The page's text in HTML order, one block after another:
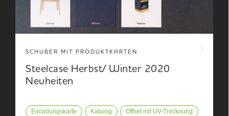
SCHUBER MIT PRODUKTKARTEN
Steelcase Herbst/ Winter 2020
Neuheiten
Einladungskarte Katalog Offset mit UV-Trocknung